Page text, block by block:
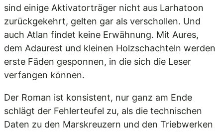
sind einige Aktivatorträger nicht aus Larhatoon
zurückgekehrt, gelten gar als verschollen. Und
auch Atlan findet keine Erwähnung. Mit Aures,
dem Adaurest und kleinen Holzschachteln werden
erste Fäden gesponnen, in die sich die Leser
verfangen können.
Der Roman ist konsistent, nur ganz am Ende
schlägt der Fehlerteufel zu, als die technischen
Daten zu den Marskreuzern und den Triebwerken